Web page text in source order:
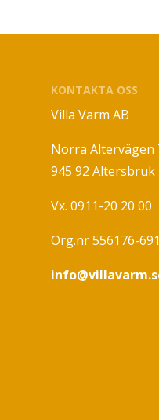
KONTAKTA OSS
Villa Varm AB
Norra Altervägen
945 92 Altersbruk
Vx. 0911-20 20 00
Org.nr 556176-